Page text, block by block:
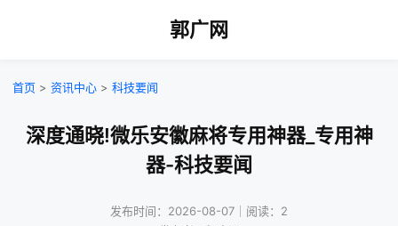
郭广网
首页 > 资讯中心 > 科技要闻
深度通晓!微乐安徽麻将专用神器_专用神
器-科技要闻
发布时间：2026-08-07｜阅读：2